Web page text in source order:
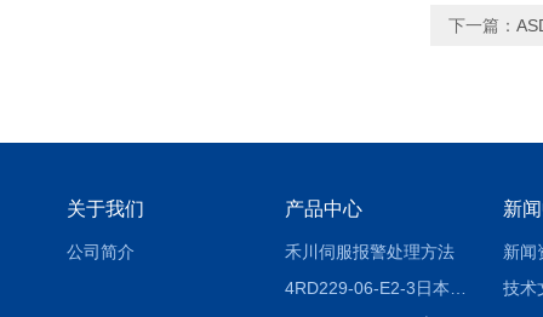
下一篇：
关于我们
公司简介
产品中心
禾川伺服报警处理方法
新
新闻
技术